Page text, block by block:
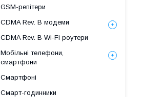
GSM-репітери
CDMA Rev. B модеми
CDMA Rev. B Wi-Fi роутери
Мобільні телефони,
смартфони
Смартфоні
Смарт-годинники